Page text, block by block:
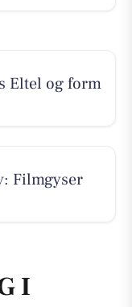
Eltel og form
Filmgyser
I